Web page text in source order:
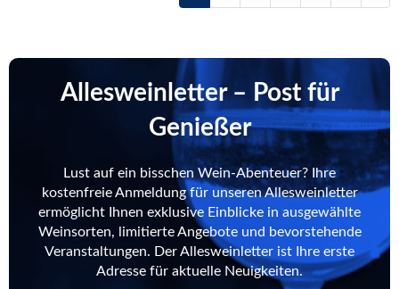
Allesweinletter – Post für
Genießer
Lust auf ein bisschen Wein-Abenteuer? Ihre
kostenfreie Anmeldung für unseren Allesweinletter
ermöglicht Ihnen exklusive Einblicke in ausgewählte
Weinsorten, limitierte Angebote und bevorstehende
Veranstaltungen. Der Allesweinletter ist Ihre erste
Adresse für aktuelle Neuigkeiten.